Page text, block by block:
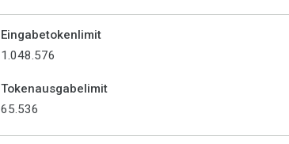
Eingabetokenlimit
1.048.576
Tokenausgabelimit
65.536